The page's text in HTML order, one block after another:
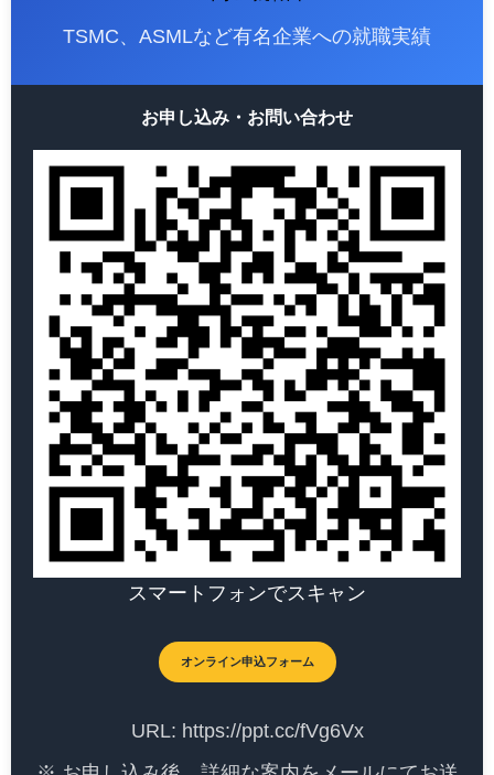
TSMC、ASMLなど有名企業への就職実績
お申し込み・お問い合わせ
スマートフォンでスキャン
オンライン申込フォーム
URL: https://ppt.cc/fVg6Vx